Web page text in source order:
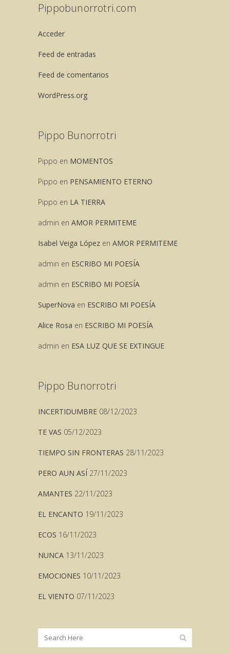
Pippobunorrotri.com
Acceder
Feed de entradas
Feed de comentarios
WordPress.org
Pippo Bunorrotri
Pippo en MOMENTOS
Pippo en PENSAMIENTO ETERNO
Pippo en LA TIERRA
admin en AMOR PERMITEME
Isabel Veiga López en AMOR PERMITEME
admin en ESCRIBO MI POESÍA
admin en ESCRIBO MI POESÍA
SuperNova en ESCRIBO MI POESÍA
Alice Rosa en ESCRIBO MI POESÍA
admin en ESA LUZ QUE SE EXTINGUE
Pippo Bunorrotri
INCERTIDUMBRE 08/12/2023
TE VAS 05/12/2023
TIEMPO SIN FRONTERAS 28/11/2023
PERO AUN ASÍ 27/11/2023
AMANTES 22/11/2023
EL ENCANTO 19/11/2023
ECOS 16/11/2023
NUNCA 13/11/2023
EMOCIONES 10/11/2023
EL VIENTO 07/11/2023